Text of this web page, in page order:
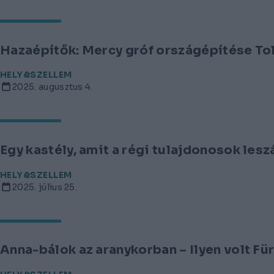
Hazaépítők: Mercy gróf országépítése
HELY&SZELLEM
2025. augusztus 4.
Egy kastély, amit a régi tulajdonosok
HELY&SZELLEM
2025. július 25.
Anna-bálok az aranykorban – Ilyen volt